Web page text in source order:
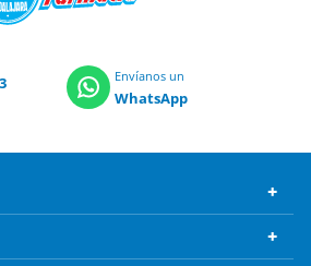
Envíanos un
WhatsApp